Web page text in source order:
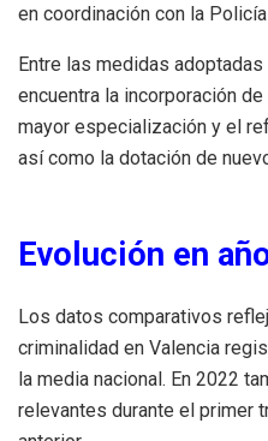
en coordinación con la
Entre las medidas
encuentra la incorporación
mayor especialización y el
así como la dotación de
Evolución en
Los datos comparativos
criminalidad en Valencia
la media nacional. En 2022
relevantes durante el primer